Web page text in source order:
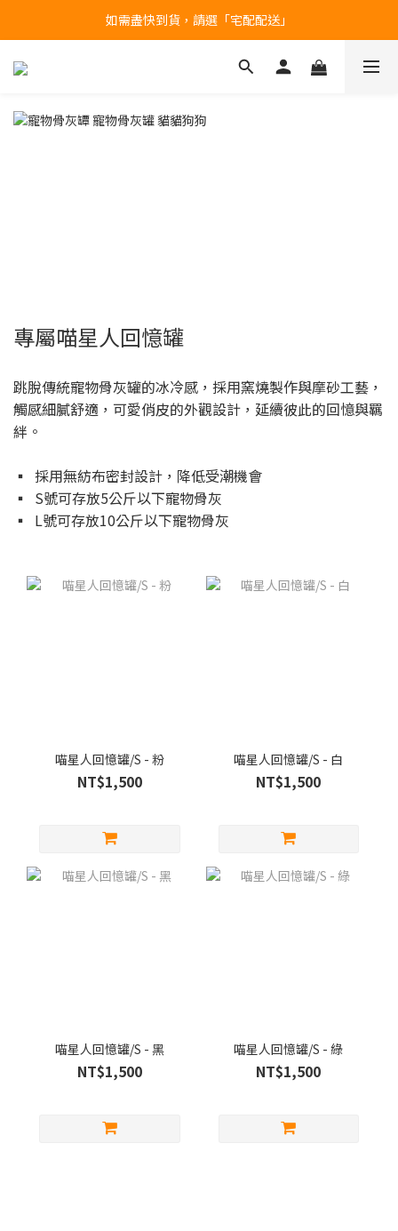
台北民權門市，現貨展示中
如需盡快到貨，請選「宅配配送」
專屬喵星人回憶罐
跳脫傳統寵物骨灰罐的冰冷感，採用窯燒製作與摩砂工藝，
觸感細膩舒適，可愛俏皮的外觀設計，延續彼此的回憶與羈
絆。
▪ 採用無紡布密封設計，降低受潮機會
▪ S號可存放5公斤以下寵物骨灰
▪ L號可存放10公斤以下寵物骨灰
喵星人回憶罐/S - 粉
NT$1,500
喵星人回憶罐/S - 白
NT$1,500
喵星人回憶罐/S - 黑
NT$1,500
喵星人回憶罐/S - 綠
NT$1,500